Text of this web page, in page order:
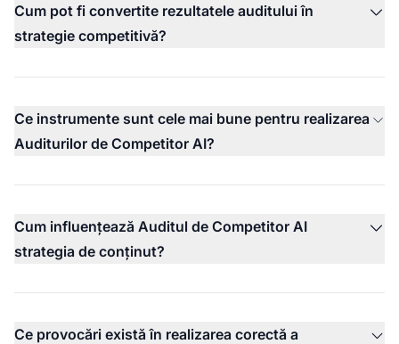
Cum pot fi convertite rezultatele auditului în
strategie competitivă?
Ce instrumente sunt cele mai bune pentru realizarea
Auditurilor de Competitor AI?
Cum influențează Auditul de Competitor AI
strategia de conținut?
Ce provocări există în realizarea corectă a